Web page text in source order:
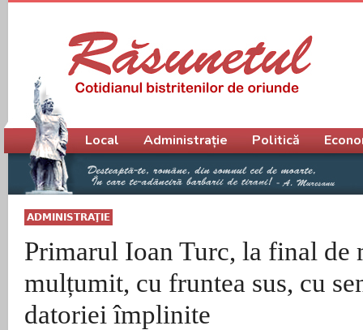
ADMINISTRAŢIE
Primarul Ioan Turc, la final de
mulțumit, cu fruntea sus, cu
datoriei împlinite
Meniu principal
Local Administrație Politică